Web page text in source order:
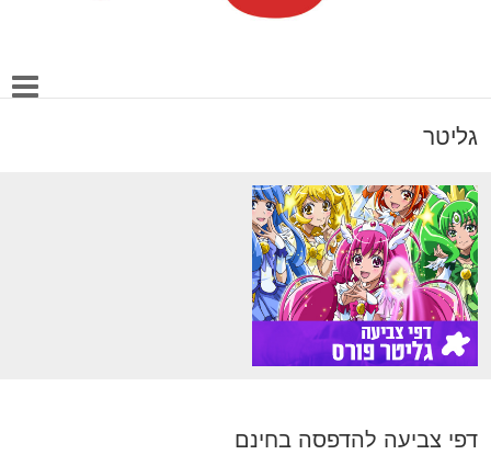
גליטר
דפי צביעה להדפסה בחינם